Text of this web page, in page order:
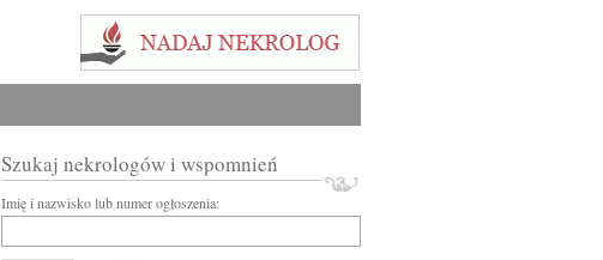
Szukaj nekrologów i wspomnień
Imię i nazwisko lub numer ogłoszenia: